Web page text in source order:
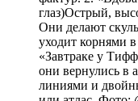
глаз)Острый,
Они делают
уходит корнями
«Завтраке у
они вернулись в
линиями и